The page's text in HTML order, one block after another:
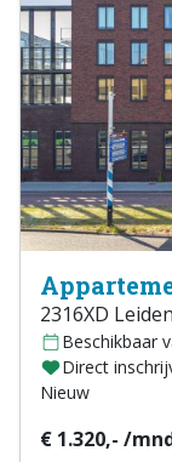
2316XD Leiden
Beschikbaar
Direct
Nieuw
€ 1.320,- /